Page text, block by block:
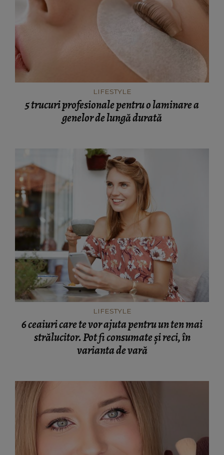
LIFESTYLE
5 trucuri profesionale pentru o laminare a
genelor de lungă durată
LIFESTYLE
6 ceaiuri care te vor ajuta pentru un ten mai
strălucitor. Pot fi consumate și reci, în
varianta de vară